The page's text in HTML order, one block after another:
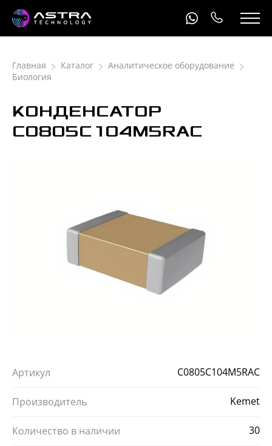
Главная Каталог
Аналитическое оборудование
Биология
КОНДЕНСАТОР
С0805C104M5RAC
Артикул С0805C104M5RAC
Производитель Kemet
Количество в наличии 30